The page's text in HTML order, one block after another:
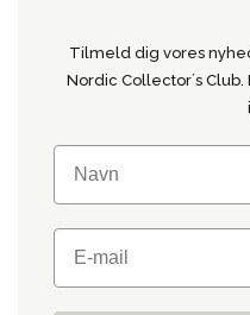
Tilmeld dig vores
Nordic Collector´s